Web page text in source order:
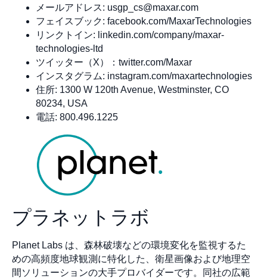
メールアドレス: usgp_cs@maxar.com
フェイスブック: facebook.com/MaxarTechnologies
リンクトイン: linkedin.com/company/maxar-
technologies-ltd
ツイッター（X）：twitter.com/Maxar
インスタグラム: instagram.com/maxartechnologies
住所: 1300 W 120th Avenue, Westminster, CO
80234, USA
電話: 800.496.1225
プラネットラボ
Planet Labs は、森林破壊などの環境変化を監視するた
めの高頻度地球観測に特化した、衛星画像および地理空
間ソリューションの大手プロバイダーです。同社の広範